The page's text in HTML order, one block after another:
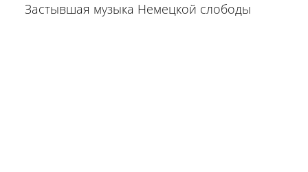
Застывшая музыка Немецкой слободы